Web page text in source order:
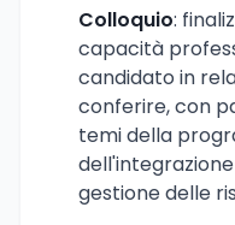
Colloquio:
capacità
candidato in
conferire, con
temi della
gestione delle